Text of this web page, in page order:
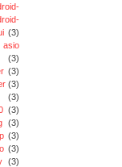
(3)
asio
(3)
(3)
(3)
(3)
(3)
(3)
(3)
(3)
(3)